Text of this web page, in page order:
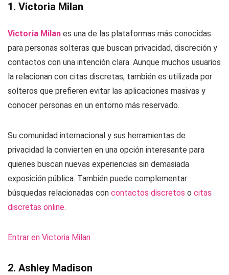
1. Victoria Milan
Victoria Milan es una de las plataformas más conocidas
para personas solteras que buscan privacidad, discreción y
contactos con una intención clara. Aunque muchos usuarios
la relacionan con citas discretas, también es utilizada por
solteros que prefieren evitar las aplicaciones masivas y
conocer personas en un entorno más reservado.
Su comunidad internacional y sus herramientas de
privacidad la convierten en una opción interesante para
quienes buscan nuevas experiencias sin demasiada
exposición pública. También puede complementar
búsquedas relacionadas con contactos discretos o citas
discretas online.
Entrar en Victoria Milan
2. Ashley Madison